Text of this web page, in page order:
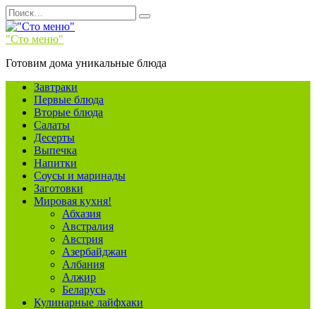
Перейти
к
содержанию
Search
for:
"Сто меню"
Готовим дома уникальные блюда
Завтраки
Первые блюда
Вторые блюда
Салаты
Десерты
Выпечка
Напитки
Соусы и маринады
Заготовки
Мировая кухня!
Абхазия
Австралия
Австрия
Азербайджан
Албания
Алжир
Беларусь
Кулинарные лайфхаки